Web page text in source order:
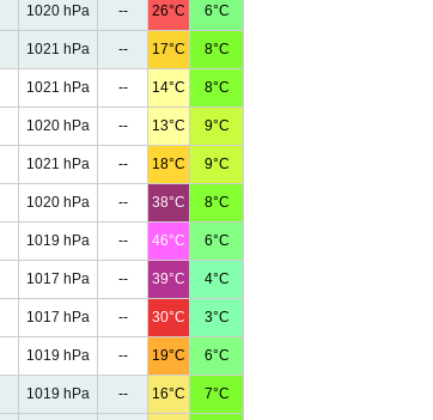
1020 hPa -- 26°C 6°C
1021 hPa -- 17°C 8°C
1021 hPa -- 14°C 8°C
1020 hPa -- 13°C 9°C
1021 hPa -- 18°C 9°C
1020 hPa -- 38°C 8°C
1019 hPa -- 46°C 6°C
1017 hPa -- 39°C 4°C
1017 hPa -- 30°C 3°C
1019 hPa -- 19°C 6°C
1019 hPa -- 16°C 7°C